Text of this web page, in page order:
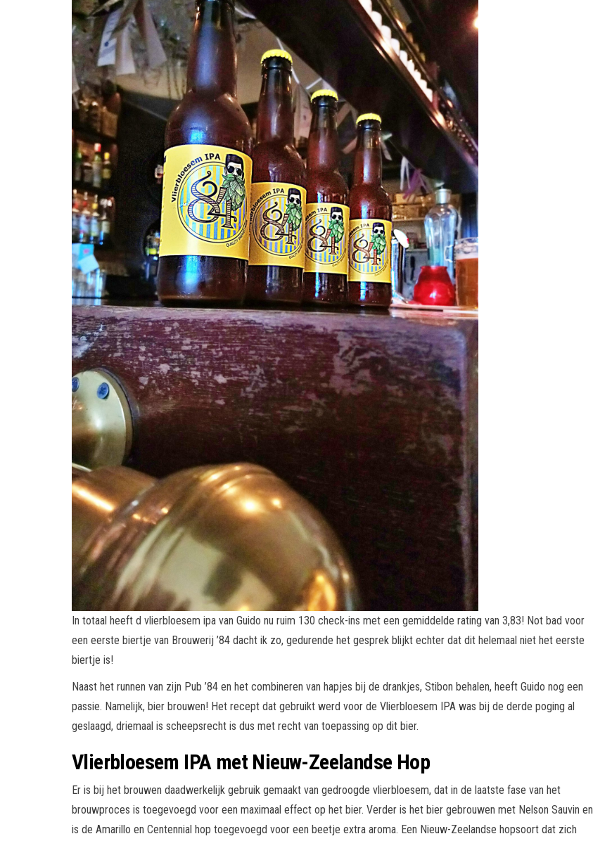
In totaal heeft d vlierbloesem ipa van Guido nu ruim 130 check-ins met een gemiddelde rating van 3,83! Not bad voor
een eerste biertje van Brouwerij ’84 dacht ik zo, gedurende het gesprek blijkt echter dat dit helemaal niet het eerste
biertje is!
Naast het runnen van zijn Pub ’84 en het combineren van hapjes bij de drankjes, Stibon behalen, heeft Guido nog een
passie. Namelijk, bier brouwen! Het recept dat gebruikt werd voor de Vlierbloesem IPA was bij de derde poging al
geslaagd, driemaal is scheepsrecht is dus met recht van toepassing op dit bier.
Vlierbloesem IPA met Nieuw-Zeelandse Hop
Er is bij het brouwen daadwerkelijk gebruik gemaakt van gedroogde vlierbloesem, dat in de laatste fase van het
brouwproces is toegevoegd voor een maximaal effect op het bier. Verder is het bier gebrouwen met Nelson Sauvin en
is de Amarillo en Centennial hop toegevoegd voor een beetje extra aroma. Een Nieuw-Zeelandse hopsoort dat zich